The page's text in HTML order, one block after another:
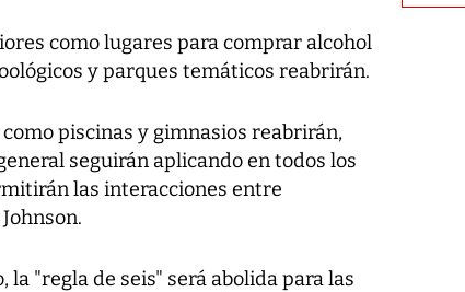
como lugares para comprar alcohol
y parques temáticos reabrirán.
piscinas y gimnasios reabrirán,
seguirán aplicando en todos los
las interacciones entre
la "regla de seis" será abolida para las